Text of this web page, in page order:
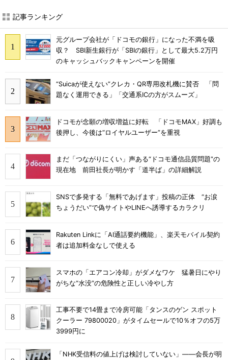
記事ランキング
元グループ会社が「ドコモの銀行」になった不満を吸
収？ SBI新生銀行が「SBIの銀行」として最大5.2万円
のキャッシュバックキャンペーンを開催
“Suicaが使えない”クレカ・QR専用改札機に賛否 「問
題なく運用できる」「交通系ICの方がスムーズ」
ドコモが念願の増収増益に好転 「ドコモMAX」好調も
後押し、今後は“ロイヤルユーザー”を重視
まだ「つながりにくい」声ある“ドコモ通信品質問題”の
現在地 前田社長が明かす「道半ば」の詳細解説
SNSで多発する「無料であげます」投稿の正体 “お涙
ちょうだい”で偽サイトやLINEへ誘導するカラクリ
Rakuten Linkに「AI通話要約機能」、楽天モバイル契約
者は追加料金なしで使える
スマホの「エアコン冷却」がダメなワケ 猛暑日にやり
がちな“水没”の危険性と正しい冷やし方
工事不要で14畳まで冷房可能「タンスのゲン スポット
クーラー 79800020」がタイムセールで10％オフの5万
3999円に
「NHK受信料の値上げは検討していない」――会長が明